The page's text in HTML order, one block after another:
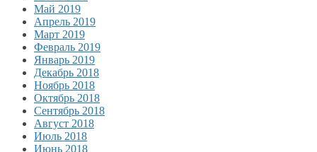
Май 2019
Апрель 2019
Март 2019
Февраль 2019
Январь 2019
Декабрь 2018
Ноябрь 2018
Октябрь 2018
Сентябрь 2018
Август 2018
Июль 2018
Июнь 2018